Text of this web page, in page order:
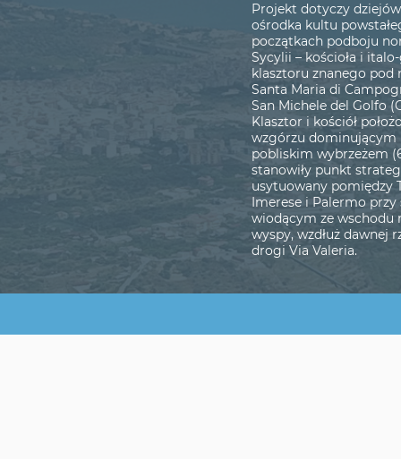
Projekt dotyczy
ośrodka kultu
początkach podboju
Sycylii – kościoła i
klasztoru znanego pod
Santa Maria di
San Michele del Golfo
Klasztor i kościół
wzgórzu dominującym
pobliskim wybrzeżem
stanowiły punkt
usytuowany pomiędzy
Imerese i Palermo przy
wiodącym ze wschodu
wyspy, wzdłuż dawnej
drogi Via Valeria.